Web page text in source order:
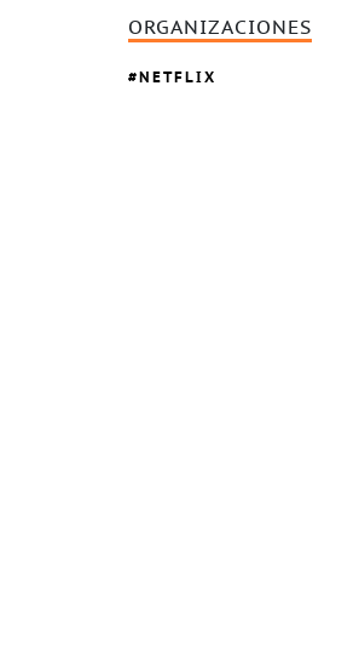
ORGANIZACIONES
NETFLIX